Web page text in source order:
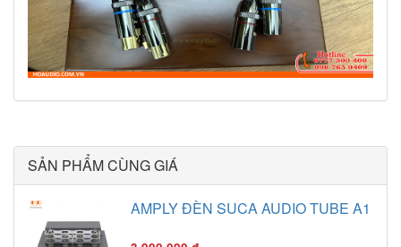
SẢN PHẨM CÙNG GIÁ
AMPLY ĐÈN SUCA AUDIO TUBE A1